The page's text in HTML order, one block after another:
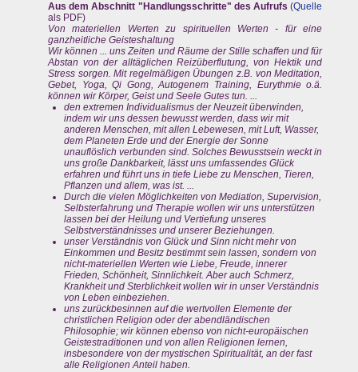
Aus dem Abschnitt "Handlungsschritte" des Aufrufs (Quelle
als PDF)
Von materiellen Werten zu spirituellen Werten - für eine
ganzheitliche Geisteshaltung
Wir können ... uns Zeiten und Räume der Stille schaffen und für
Abstan von der alltäglichen Reizüberflutung, von Hektik und
Stress sorgen. Mit regelmäßigen Übungen z.B. von Meditation,
Gebet, Yoga, Qi Gong, Autogenem Training, Eurythmie o.ä.
können wir Körper, Geist und Seele Gutes tun. ...
den extremen Individualismus der Neuzeit überwinden,
indem wir uns dessen bewusst werden, dass wir mit
anderen Menschen, mit allen Lebewesen, mit Luft, Wasser,
dem Planeten Erde und der Energie der Sonne
unauflöslich verbunden sind. Solches Bewusstsein weckt in
uns große Dankbarkeit, lässt uns umfassendes Glück
erfahren und führt uns in tiefe Liebe zu Menschen, Tieren,
Pflanzen und allem, was ist. ...
Durch die vielen Möglichkeiten von Mediation, Supervision,
Selbsterfahrung und Therapie wollen wir uns unterstützen
lassen bei der Heilung und Vertiefung unseres
Selbstverständnisses und unserer Beziehungen.
unser Verständnis von Glück und Sinn nicht mehr von
Einkommen und Besitz bestimmt sein lassen, sondern von
nicht-materiellen Werten wie Liebe, Freude, innerer
Frieden, Schönheit, Sinnlichkeit. Aber auch Schmerz,
Krankheit und Sterblichkeit wollen wir in unser Verständnis
von Leben einbeziehen.
uns zurückbesinnen auf die wertvollen Elemente der
christlichen Religion oder der abendländischen
Philosophie; wir können ebenso von nicht-europäischen
Geistestraditionen und von allen Religionen lernen,
insbesondere von der mystischen Spiritualität, an der fast
alle Religionen Anteil haben.